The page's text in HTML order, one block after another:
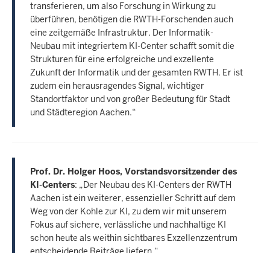
transferieren, um also Forschung in Wirkung zu
überführen, benötigen die RWTH-Forschenden auch
eine zeitgemäße Infrastruktur. Der Informatik-
Neubau mit integriertem KI-Center schafft somit die
Strukturen für eine erfolgreiche und exzellente
Zukunft der Informatik und der gesamten RWTH. Er ist
zudem ein herausragendes Signal, wichtiger
Standortfaktor und von großer Bedeutung für Stadt
und Städteregion Aachen.“
Prof. Dr. Holger Hoos, Vorstandsvorsitzender des
KI-Centers: „Der Neubau des KI-Centers der RWTH
Aachen ist ein weiterer, essenzieller Schritt auf dem
Weg von der Kohle zur KI, zu dem wir mit unserem
Fokus auf sichere, verlässliche und nachhaltige KI
schon heute als weithin sichtbares Exzellenzzentrum